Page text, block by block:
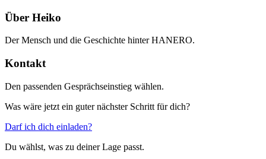
Über Heiko
Der Mensch und die Geschichte hinter HANERO.
Kontakt
Den passenden Gesprächseinstieg wählen.
Was wäre jetzt ein guter nächster Schritt für dich?
Darf ich dich einladen?
Du wählst, was zu deiner Lage passt.